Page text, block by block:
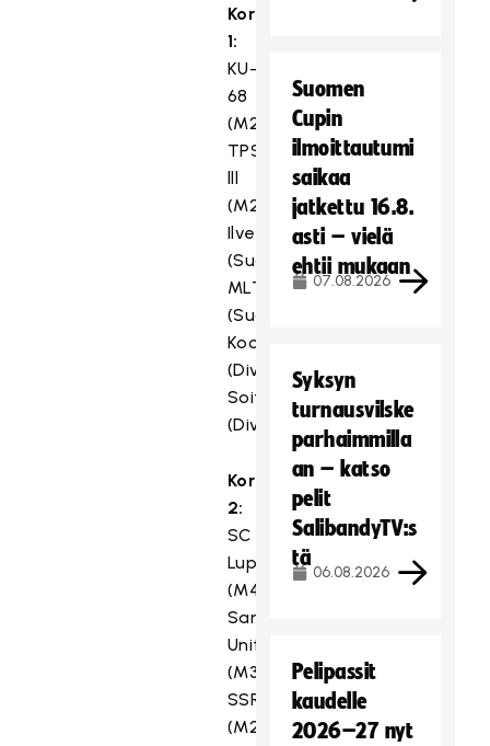
Kori
1:
KU-
68
(M2D/SS),
TPS
lll
(M2D/LR),
Ilves,
(Suomisarja/SS),
MLT
(Suomisarja/PM),
Koovee
(Divari/SS),
Soittorasia
(Divari/SS)
Kori
2:
SC
Luppo
(M4D/SS),
Santa's
United
(M3D/PS),
SSRA
(M2D/PS),
Suomen
Cupin
ilmoittautumi
saikaa
jatkettu 16.8.
asti – vielä
ehtii mukaan
07.08.2026
Syksyn
turnausvilske
parhaimmilla
an – katso
pelit
SalibandyTV:s
tä
06.08.2026
Pelipassit
kaudelle
2026–27 nyt